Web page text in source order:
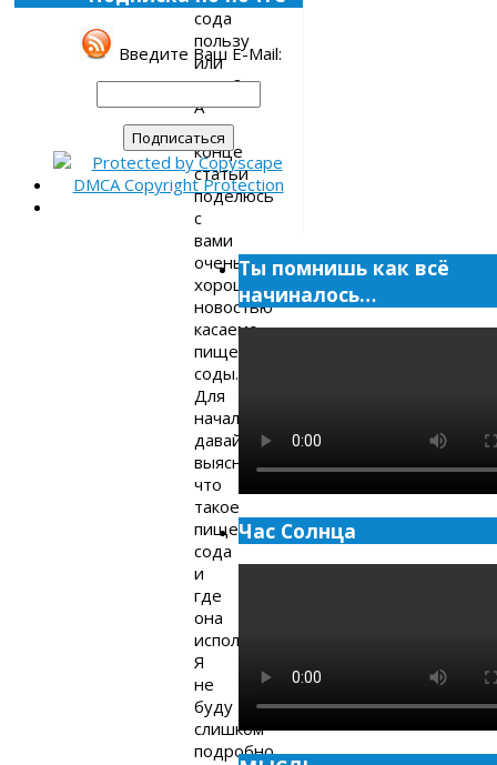
сода
пользу
или
вред?
А
в
конце
статьи
поделюсь
с
вами
очень
хорошей
новостью
касаемо
пищевой
соды.
Для
начала
давайте
выясним,
что
такое
пищевая
сода
и
где
она
используется.
Я
не
буду
слишком
подробно
Введите Ваш E-Mail:
Ты помнишь как всё
начиналось…
Час Солнца